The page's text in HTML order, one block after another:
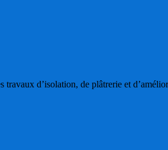
d’isolation, de plâtrerie et